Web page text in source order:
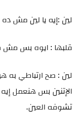
لين :إيه يا لين مش
قلبها : ايوه بس مش
لين : صح ارتباطي به
الإتنين بس هنعمل
تشوفه العين.